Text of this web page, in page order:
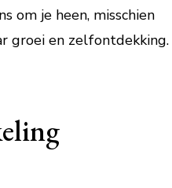
om je heen, misschien
groei en zelfontdekking.